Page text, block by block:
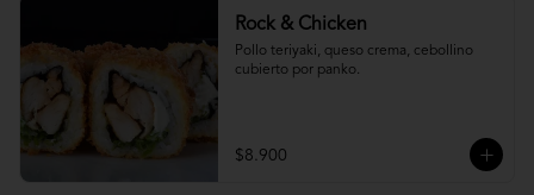
Rock & Chicken
Pollo teriyaki, queso crema, cebollino
cubierto por panko.
$8.900